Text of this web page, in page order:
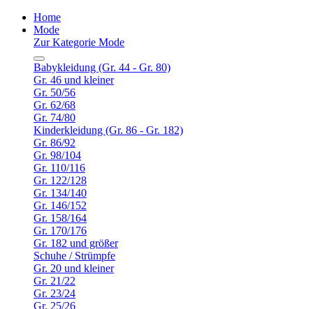
Home
Mode
Zur Kategorie Mode
Babykleidung (Gr. 44 - Gr. 80)
Gr. 46 und kleiner
Gr. 50/56
Gr. 62/68
Gr. 74/80
Kinderkleidung (Gr. 86 - Gr. 182)
Gr. 86/92
Gr. 98/104
Gr. 110/116
Gr. 122/128
Gr. 134/140
Gr. 146/152
Gr. 158/164
Gr. 170/176
Gr. 182 und größer
Schuhe / Strümpfe
Gr. 20 und kleiner
Gr. 21/22
Gr. 23/24
Gr. 25/26